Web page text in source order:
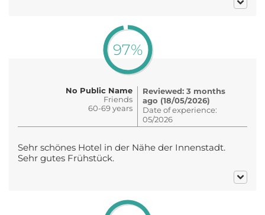
97%
No Public Name
Friends
60-69 years
Reviewed: 3 months
ago (18/05/2026)
Date of experience:
05/2026
Sehr schönes Hotel in der Nähe der Innenstadt.
Sehr gutes Frühstück.